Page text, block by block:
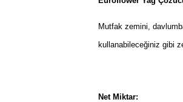
Mutfak zemini,
kullanabileceğiniz gibi
Net Miktar: